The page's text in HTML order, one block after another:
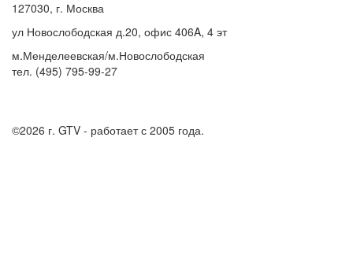
127030, г. Москва
ул Новослободская д.20, офис 406A, 4 эт
м.Менделеевская/м.Новослободская
тел. (495) 795-99-27
©2026 г. GTV - работает с 2005 года.